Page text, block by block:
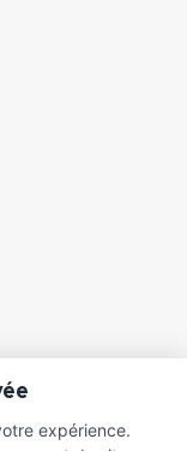
expérience.